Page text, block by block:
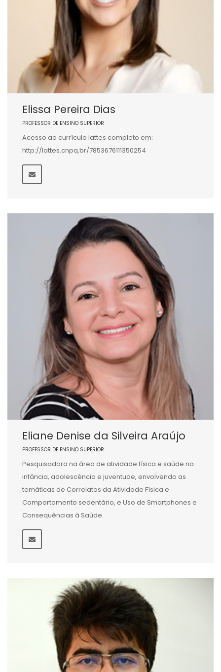
Elissa Pereira Dias
PROFESSOR DE ENSINO SUPERIOR
Acesso ao currículo lattes completo em:
http://lattes.cnpq.br/7853676111350254
Eliane Denise da Silveira Araújo
PROFESSOR DE ENSINO SUPERIOR
Pesquisadora na área de atividade física e saúde na
infância, adolescência e juventude, envolvendo as
temáticas de Correlatos da Atividade Física e
Comportamento sedentário, e Uso de Smartphones e
Consequências à Saúde.